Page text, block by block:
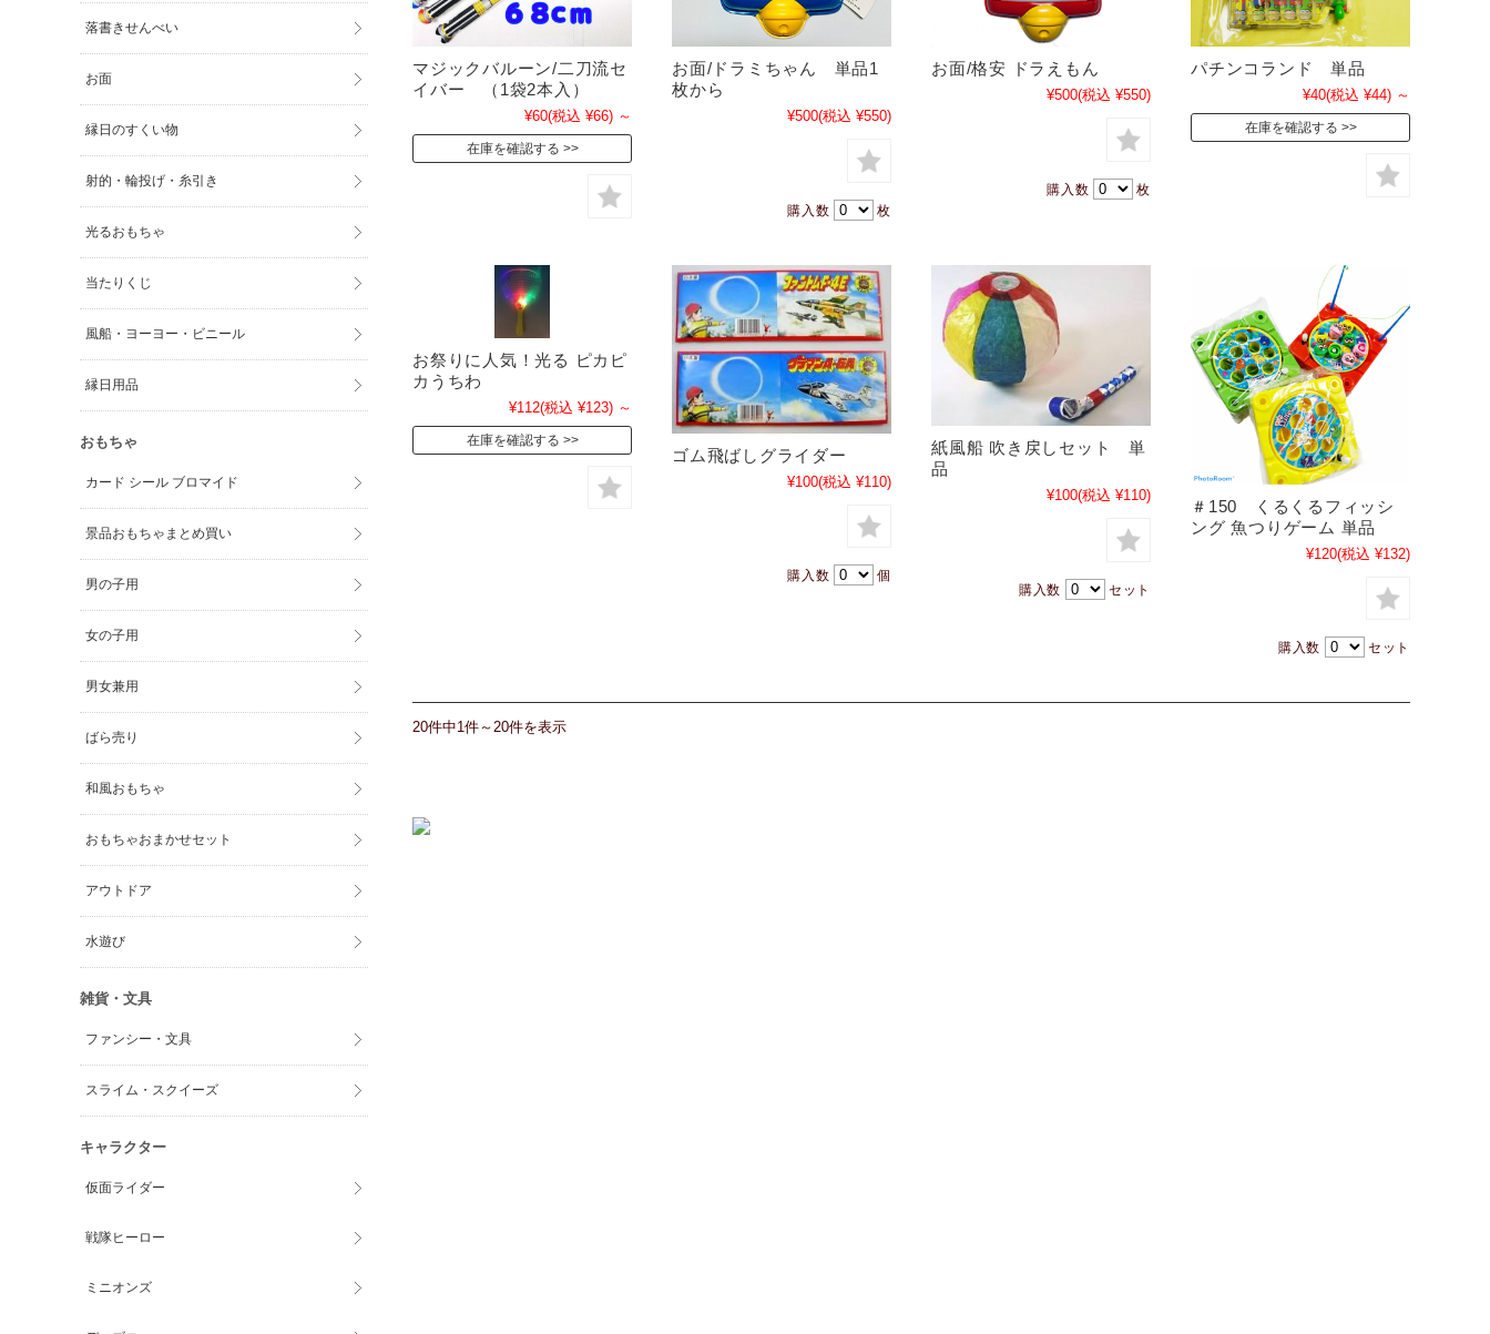
マジックバルーン/二刀流セ
イバー （1袋2本入）
¥60(税込 ¥66) ～
在庫を確認する
お面/ドラミちゃん 単品1
枚から
¥500(税込 ¥550)
購入数 枚
お面/格安 ドラえもん
¥500(税込 ¥550)
購入数 枚
パチンコランド 単品
¥40(税込 ¥44) ～
在庫を確認する
お祭りに人気！光る ピカピ
カうちわ
¥112(税込 ¥123) ～
在庫を確認する
ゴム飛ばしグライダー
¥100(税込 ¥110)
購入数 個
紙風船 吹き戻しセット 単
品
¥100(税込 ¥110)
購入数 セット
＃150 くるくるフィッシ
ング 魚つりゲーム 単品
¥120(税込 ¥132)
購入数 セット
20件中1件～20件を表示
落書きせんべい
お面
縁日のすくい物
射的・輪投げ・糸引き
光るおもちゃ
当たりくじ
風船・ヨーヨー・ビニール
縁日用品
おもちゃ
カード シール ブロマイド
景品おもちゃまとめ買い
男の子用
女の子用
男女兼用
ばら売り
和風おもちゃ
おもちゃおまかせセット
アウトドア
水遊び
雑貨・文具
ファンシー・文具
スライム・スクイーズ
キャラクター
仮面ライダー
戦隊ヒーロー
ミニオンズ